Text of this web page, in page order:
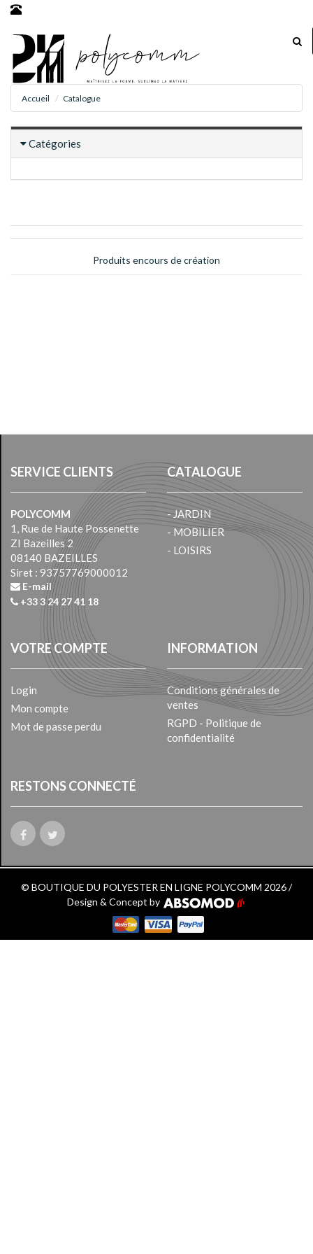
Accueil Catalogue
Catégories
Produits encours de création
SERVICE CLIENTS
POLYCOMM
1, Rue de Haute Possenette
ZI Bazeilles 2
08140 BAZEILLES
Siret : 93757769000012
E-mail
+33 3 24 27 41 18
CATALOGUE
- JARDIN
- MOBILIER
- LOISIRS
VOTRE COMPTE
Login
Mon compte
Mot de passe perdu
INFORMATION
Conditions générales de
ventes
RGPD - Politique de
confidentialité
RESTONS CONNECTÉ
© BOUTIQUE DU POLYESTER EN LIGNE POLYCOMM 2026 /
Design & Concept by